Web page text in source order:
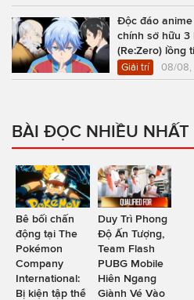
Độc đáo
chính sở hữu 3
(Re:Zero) lồng
năm 2027
Giải trí 08/08,
BÀI ĐỌC NHIỀU NHẤT
Bê bối chấn
động tại The
Pokémon
Company
International:
Bị kiện tập thể
Duy Trì Phong
Độ Ấn Tượng,
Team Flash
PUBG Mobile
Hiên Ngang
Giành Vé Vào